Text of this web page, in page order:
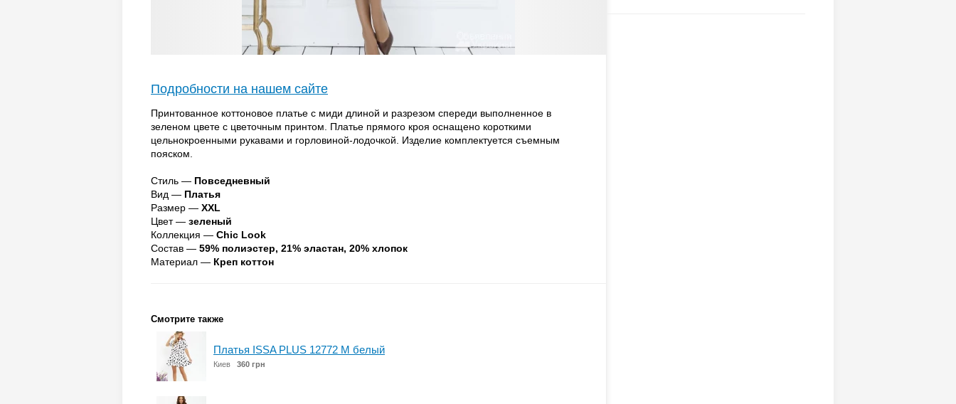
Подробности на нашем сайте
Принтованное коттоновое платье с миди длиной и разрезом спереди выполненное в
зеленом цвете с цветочным принтом. Платье прямого кроя оснащено короткими
цельнокроенными рукавами и горловиной-лодочкой. Изделие комплектуется съемным
пояском.
Стиль — Повседневный
Вид — Платья
Размер — XXL
Цвет — зеленый
Коллекция — Chic Look
Состав — 59% полиэстер, 21% эластан, 20% хлопок
Материал — Креп коттон
Смотрите также
Платья ISSA PLUS 12772 M белый
Киев 360 грн